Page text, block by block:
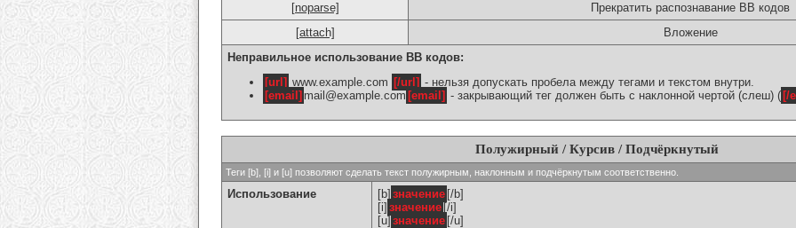
[noparse]
Прекратить распознавание BB кодов
[attach]
Вложение
Неправильное использование BB кодов:
[url] www.example.com [/url] - нельзя допускать пробела между тегами и текстом внутри.
[email] mail@example.com [email] - закрывающий тег должен быть с наклонной чертой (слеш) ( [/
Полужирный / Курсив / Подчёркнутый
Теги [b], [i] и [u] позволяют сделать текст полужирным, наклонным и подчёркнутым соответственно.
Использование [b] значение [/b]
[i] значение [/i]
[u] значение [/u]